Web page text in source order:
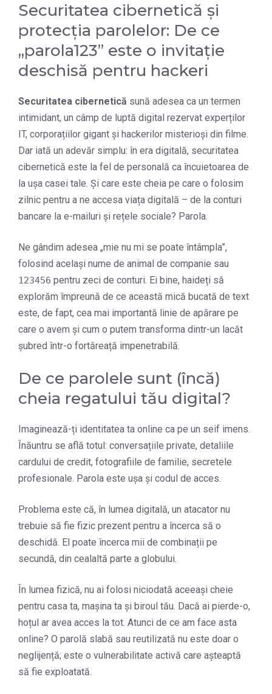
Securitatea cibernetică și
protecția parolelor: De ce
„parola123” este o invitație
deschisă pentru hackeri
Securitatea cibernetică sună adesea ca un termen
intimidant, un câmp de luptă digital rezervat experților
IT, corporațiilor gigant și hackerilor misterioși din filme.
Dar iată un adevăr simplu: în era digitală, securitatea
cibernetică este la fel de personală ca încuietoarea de
la ușa casei tale. Și care este cheia pe care o folosim
zilnic pentru a ne accesa viața digitală – de la conturi
bancare la e-mailuri și rețele sociale? Parola.
Ne gândim adesea „mie nu mi se poate întâmpla”,
folosind același nume de animal de companie sau
123456 pentru zeci de conturi. Ei bine, haideți să
explorăm împreună de ce această mică bucată de text
este, de fapt, cea mai importantă linie de apărare pe
care o avem și cum o putem transforma dintr-un lacăt
șubred într-o fortăreață impenetrabilă.
De ce parolele sunt (încă)
cheia regatului tău digital?
Imaginează-ți identitatea ta online ca pe un seif imens.
Înăuntru se află totul: conversațiile private, detaliile
cardului de credit, fotografiile de familie, secretele
profesionale. Parola este ușa și codul de acces.
Problema este că, în lumea digitală, un atacator nu
trebuie să fie fizic prezent pentru a încerca să o
deschidă. El poate încerca mii de combinații pe
secundă, din cealaltă parte a globului.
În lumea fizică, nu ai folosi niciodată aceeași cheie
pentru casa ta, mașina ta și biroul tău. Dacă ai pierde-o,
hoțul ar avea acces la tot. Atunci de ce am face asta
online? O parolă slabă sau reutilizată nu este doar o
neglijență; este o vulnerabilitate activă care așteaptă
să fie exploatată.